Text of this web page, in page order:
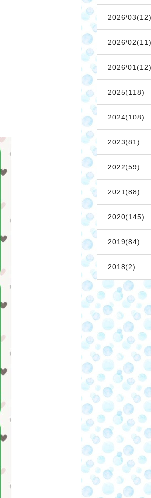
2026/03(12)
2026/02(11)
2026/01(12)
2025(118)
2024(108)
2023(81)
2022(59)
2021(88)
2020(145)
2019(84)
2018(2)